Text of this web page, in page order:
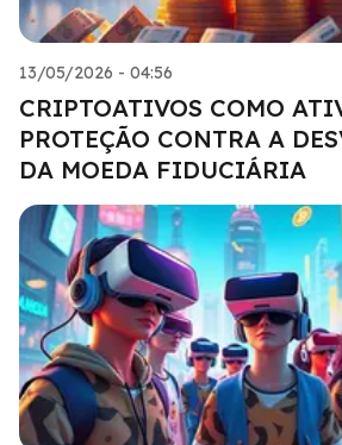
13/05/2026 - 04:56
CRIPTOATIVOS COMO
PROTEÇÃO CONTRA A
DA MOEDA FIDUCIÁRIA